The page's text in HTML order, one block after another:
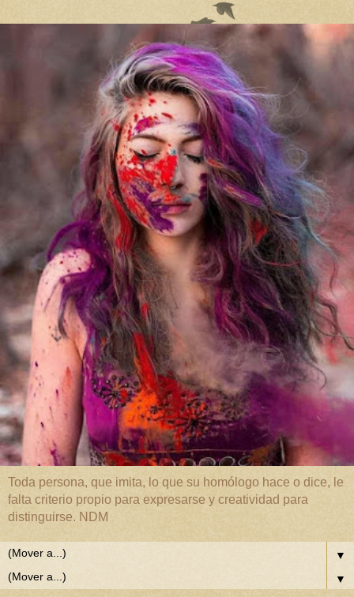
Toda persona, que imita, lo que su homólogo hace o dice, le
falta criterio propio para expresarse y creatividad para
distinguirse. NDM
▼
▼